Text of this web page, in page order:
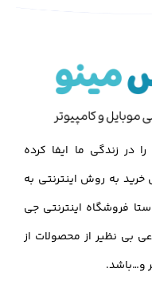
در زندگی ما ایفا کرده
به روش اینترنتی به
فروشگاه اینترنتی جی
بی نظیر از محصولات از
و…باشد.